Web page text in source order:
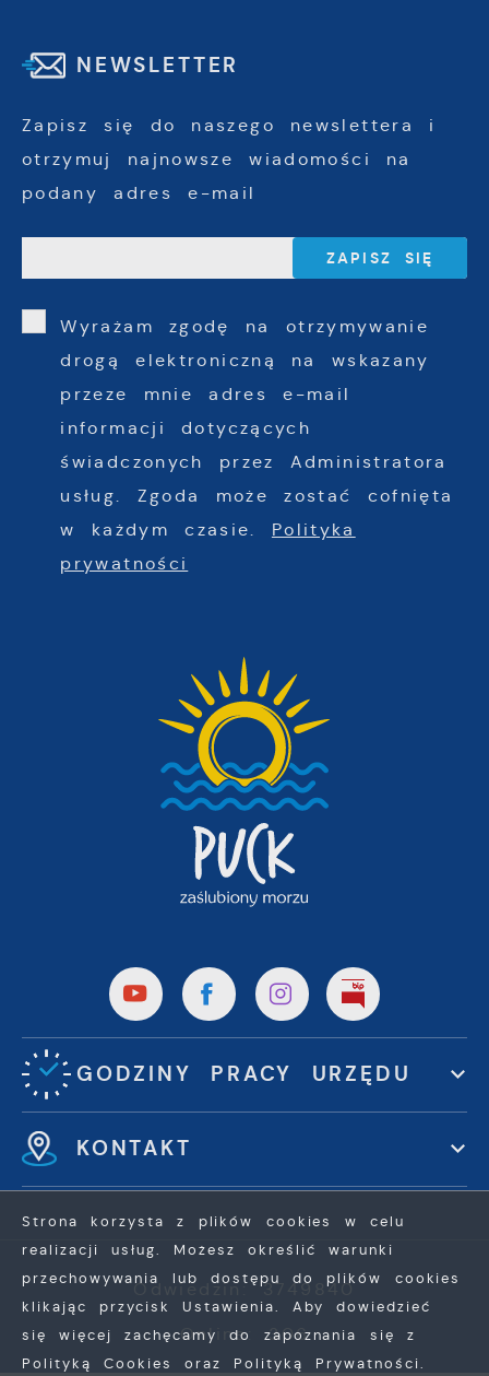
NEWSLETTER
Zapisz się do naszego newslettera i
otrzymuj najnowsze wiadomości na
podany adres e-mail
Wyrażam zgodę na otrzymywanie
drogą elektroniczną na wskazany
przeze mnie adres e-mail
informacji dotyczących
świadczonych przez Administratora
usług. Zgoda może zostać cofnięta
w każdym czasie. Polityka
prywatności
GODZINY PRACY URZĘDU
KONTAKT
Odwiedzin: 3749840
Online: 306
Strona korzysta z plików cookies w celu
realizacji usług. Możesz określić warunki
przechowywania lub dostępu do plików cookies
klikając przycisk Ustawienia. Aby dowiedzieć
się więcej zachęcamy do zapoznania się z
Polityką Cookies oraz Polityką Prywatności.